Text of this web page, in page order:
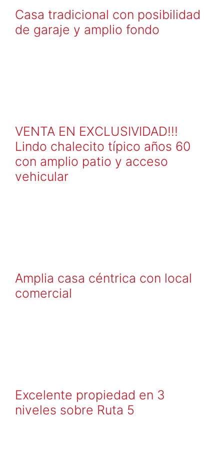
Casa tradicional con posibilidad
de garaje y amplio fondo
VENTA EN EXCLUSIVIDAD!!!
Lindo chalecito típico años 60
con amplio patio y acceso
vehicular
Amplia casa céntrica con local
comercial
Excelente propiedad en 3
niveles sobre Ruta 5